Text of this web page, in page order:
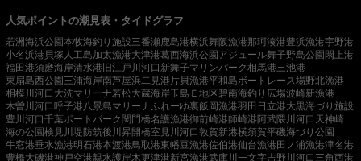
人気ポイントの潮見表・タイドグラフ
若洲海浜公園本牧海釣り施設三番瀬鹿島港横浜舞阪漁港那珂湊港豊浜漁港宇野港
小名浜港 貝塚人工島加太漁港大津港葛西海浜公園 アジュール舞子野島公園 閖上港
福田港須磨海岸清水港 旧江戸川河口 新舞子マリンパーク相馬港三池港
東扇島西公園 三浦海岸南芦屋浜二見港 片貝漁港平和島ボートレース場野北漁港
相模川河口 大洗マリーナ若松大蔵海岸玉島Ｅ地区碧南海釣り広場波崎新漁港
木曽川河口呼子港八景島マリーナふれーゆ裏飯岡漁港羽田 日立港大黒海づり施設
豊川河口千葉ポートパーク 関門橋名護漁港御前崎港師崎港 阿武隈川河口 天神崎
海の公園検見川堤防筑後川昇開橋室見川河口敦賀新港横須賀平磯海づり公園
牛窓港垂水漁港明石港本渡港鳥取港東幡豆漁港佐伯港仙台漁港 田ノ浦漁港津名港
豊橋大磯港神戸空港親水護岸木更津港新宮漁港武庫川一文字吉野川河口 三角西港